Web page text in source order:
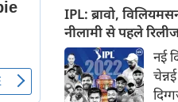
से
लीग
पांच
IPL: ब्रावो,
नीलामी से पहले
नई